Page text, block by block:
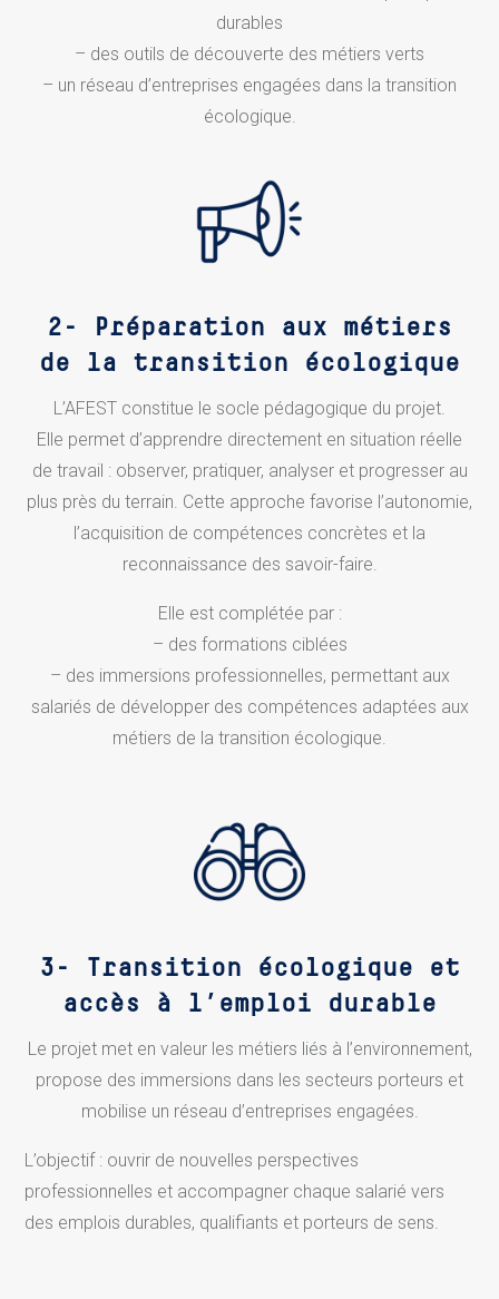
durables
– des outils de découverte des métiers verts
– un réseau d’entreprises engagées dans la transition
écologique.
2-
Préparation aux métiers
de la transition écologique
L’AFEST constitue le socle pédagogique du projet.
Elle permet d’apprendre directement en situation réelle
de travail : observer, pratiquer, analyser et progresser au
plus près du terrain. Cette approche favorise l’autonomie,
l’acquisition de compétences concrètes et la
reconnaissance des savoir-faire.
Elle est complétée par :
– des formations ciblées
– des immersions professionnelles, permettant aux
salariés de développer des compétences adaptées aux
métiers de la transition écologique.
3- Transition écologique et
accès à l’emploi durable
Le projet met en valeur les métiers liés à l’environnement,
propose des immersions dans les secteurs porteurs et
mobilise un réseau d’entreprises engagées.
L’objectif : ouvrir de nouvelles perspectives
professionnelles et accompagner chaque salarié vers
des emplois durables, qualifiants et porteurs de sens.